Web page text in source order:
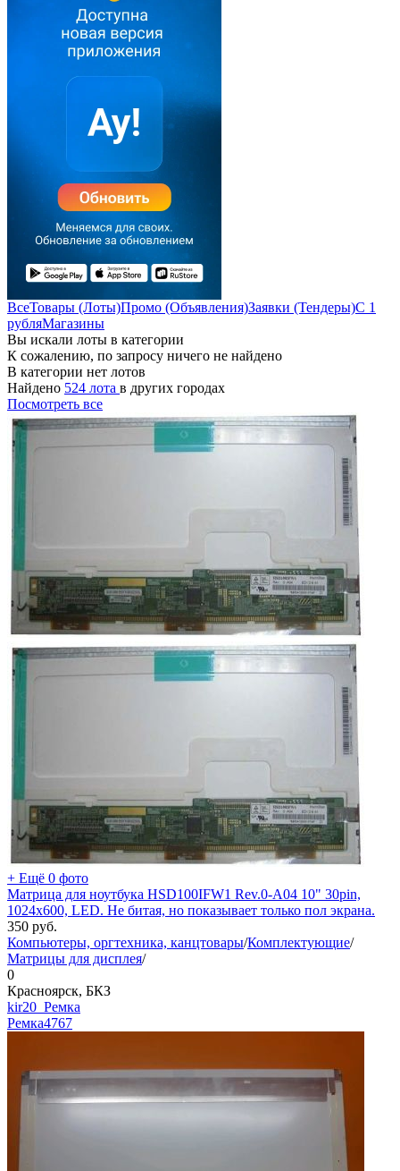
ВсеТовары (Лоты)Промо (Объявления)Заявки (Тендеры)С 1
рубляМагазины
Вы искали лоты в категории
К сожалению, по запросу ничего не найдено
В категории нет лотов
Найдено 524 лота в других городах
Посмотреть все
+ Ещё 0 фото
Матрица для ноутбука HSD100IFW1 Rev.0-A04 10" 30pin,
1024x600, LED. Не битая, но показывает только пол экрана.
350 руб.
Компьютеры, оргтехника, канцтовары/Комплектующие/
Матрицы для дисплея/
0
Красноярск, БКЗ
kir20_Ремка
Ремка4767